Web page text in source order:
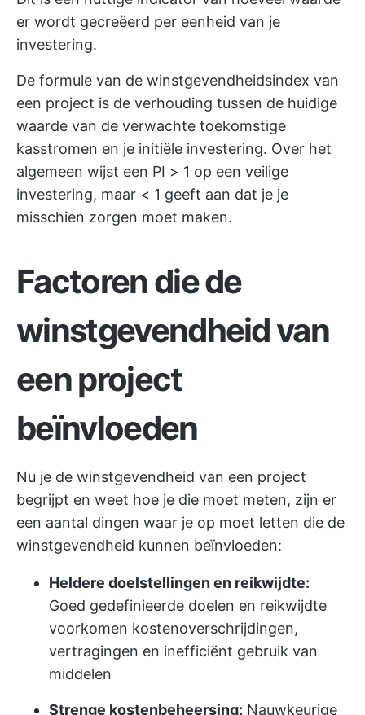
er wordt gecreëerd per eenheid van je
investering.
De formule van de winstgevendheidsindex van
een project is de verhouding tussen de huidige
waarde van de verwachte toekomstige
kasstromen en je initiële investering. Over het
algemeen wijst een PI > 1 op een veilige
investering, maar < 1 geeft aan dat je je
misschien zorgen moet maken.
Factoren die de
winstgevendheid van
een project
beïnvloeden
Nu je de winstgevendheid van een project
begrijpt en weet hoe je die moet meten, zijn er
een aantal dingen waar je op moet letten die de
winstgevendheid kunnen beïnvloeden:
Heldere doelstellingen en reikwijdte:
Goed gedefinieerde doelen en reikwijdte
voorkomen kostenoverschrijdingen,
vertragingen en inefficiënt gebruik van
middelen
Strenge kostenbeheersing: Nauwkeurige